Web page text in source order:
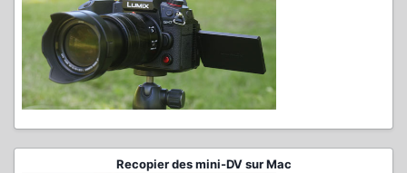
Recopier des mini-DV sur Mac